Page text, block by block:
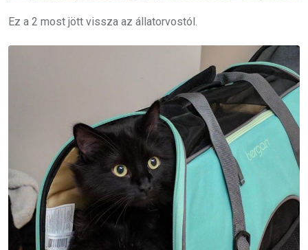
Ez a 2 most jött vissza az állatorvostól.